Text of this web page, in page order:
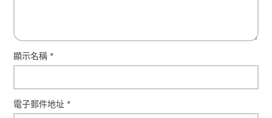
顯示名稱*
電子郵件地址*